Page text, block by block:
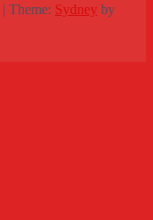
| Theme: Sydney by